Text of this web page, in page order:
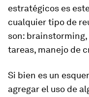
estratégicos es
cualquier tipo de
son: brainstorming
tareas, manejo de
Si bien es un
agregar el uso de